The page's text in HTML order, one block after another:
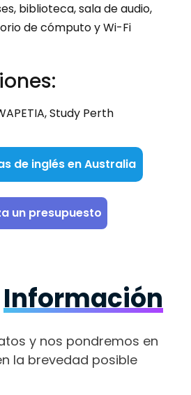
biblioteca, sala de audio,
de cómputo y Wi-Fi
Study Perth
de inglés en Australia
un presupuesto
Información
y nos pondremos en
la brevedad posible